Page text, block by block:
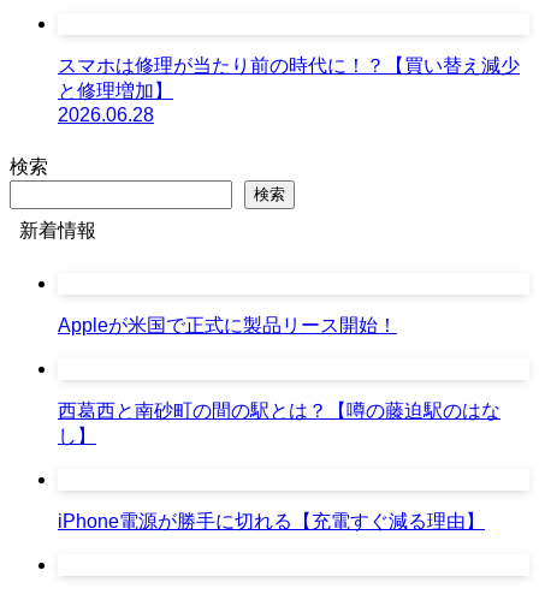
スマホは修理が当たり前の時代に！？【買い替え減少
と修理増加】
2026.06.28
検索
検索
新着情報
Appleが米国で正式に製品リース開始！
西葛西と南砂町の間の駅とは？【噂の藤迫駅のはな
し】
iPhone電源が勝手に切れる【充電すぐ減る理由】